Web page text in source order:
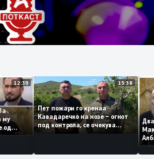
12:39
За
му
од
му гори
15:38
Пет пожари го кренаа
Кавадаречко на нозе – огнот
под контрола, се очекува
целосно гаснење